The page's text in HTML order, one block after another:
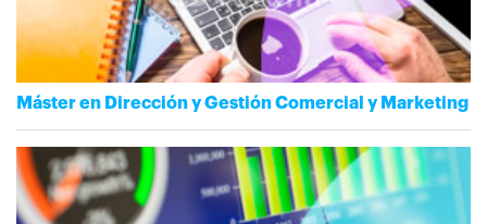
Máster en Dirección y Gestión Comercial y Marketing